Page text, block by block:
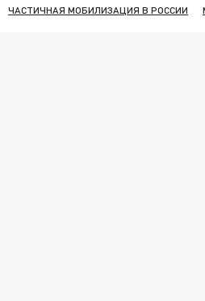
ЧАСТИЧНАЯ МОБИЛИЗАЦИЯ В РОССИИ